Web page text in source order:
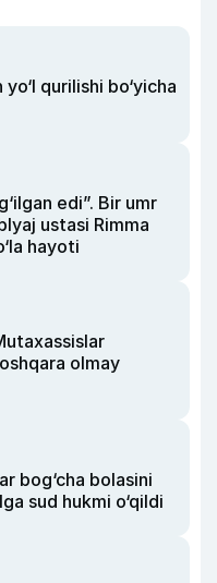
qurilishi bo‘yicha
edi”. Bir umr
ustasi Rimma
hayoti
olmay
bog‘cha bolasini
sud hukmi o‘qildi